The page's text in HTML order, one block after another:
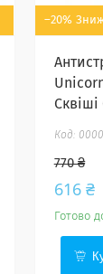
–20%
770 ₴
616 ₴
Готово